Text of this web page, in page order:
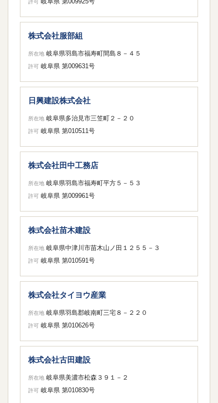
許可
株式会社服部組
所在地 岐阜県羽島市福寿町間島８－４５
許可 岐阜県 第009631号
日興建設株式会社
所在地 岐阜県多治見市三笠町２－２０
許可 岐阜県 第010511号
株式会社田中工務店
所在地 岐阜県羽島市福寿町平方５－５３
許可 岐阜県 第009961号
株式会社苗木建設
所在地 岐阜県中津川市苗木山ノ田１２５５－３
許可 岐阜県 第010591号
株式会社タイヨウ産業
所在地 岐阜県羽島郡岐南町三宅８－２２０
許可 岐阜県 第010626号
株式会社古田建設
所在地 岐阜県美濃市松森３９１－２
許可 岐阜県 第010830号